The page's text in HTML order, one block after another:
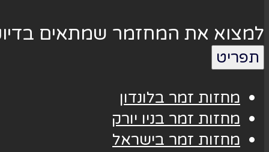
למצוא את המחזמר שמתאים
תפריט
מחזות זמר בלונדון
מחזות זמר בניו יורק
מחזות זמר בישראל